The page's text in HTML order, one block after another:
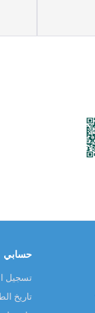
حسابي
تسجيل
تاريخ